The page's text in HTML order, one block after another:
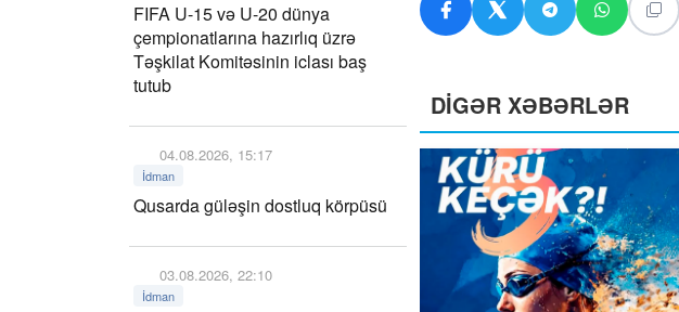
FIFA U-15 və U-20 dünya
çempionatlarına hazırlıq üzrə
Təşkilat Komitəsinin iclası baş
tutub
04.08.2026, 15:17
İdman
Qusarda güləşin dostluq körpüsü
03.08.2026, 22:10
İdman
DİGƏR XƏBƏRLƏR